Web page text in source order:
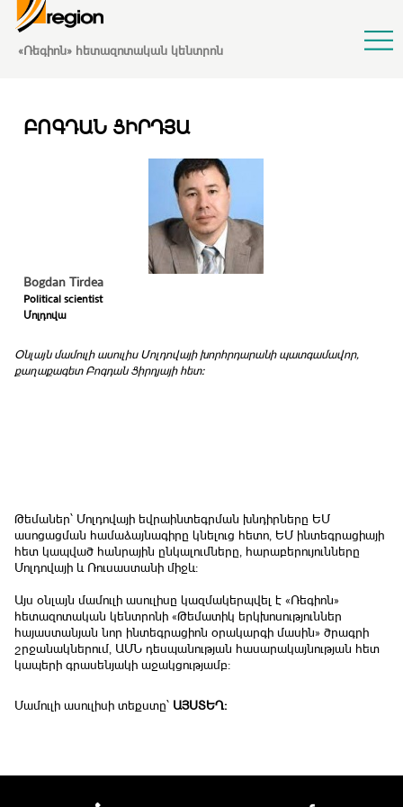
«Ռեգիոն» հետազոտական կենտրոն
ԲՈԳԴԱՆ ՑԻՐԴՅԱ
Bogdan Tirdea
Political scientist
Մոլդովա
Օնլայն մամուլի ասուլիս Մոլդովայի խորհրդարանի պատգամավոր,
քաղաքագետ Բոգդան Ցիրդյայի հետ:
Թեմաներ՝ Մոլդովայի եվրաինտեգրման խնդիրները ԵՄ
ասոցացման համաձայնագիրը կնելուց հետո, ԵՄ ինտեգրացիայի
հետ կապված հանրային ընկալումները, հարաբերույունները
Մոլդովայի և Ռուսաստանի միջև:
Այս օնլայն մամուլի ասուլիսը կազմակերպվել է «Ռեգիոն»
հետազոտական կենտրոնի «Թեմատիկ երկխոսություններ
հայաստանյան նոր ինտեգրացիոն օրակարգի մասին» ծրագրի
շրջանակներում, ԱՄՆ դեսպանության հասարակայնության հետ
կապերի գրասենյակի աջակցությամբ:
Մամուլի ասուլիսի տեքստը՝ ԱՅՍՏԵՂ: